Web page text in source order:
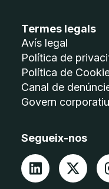
Termes legals
Avís legal
Política de
Política de
Canal de
Govern corporatiu
Segueix-nos
LinkedIn
X